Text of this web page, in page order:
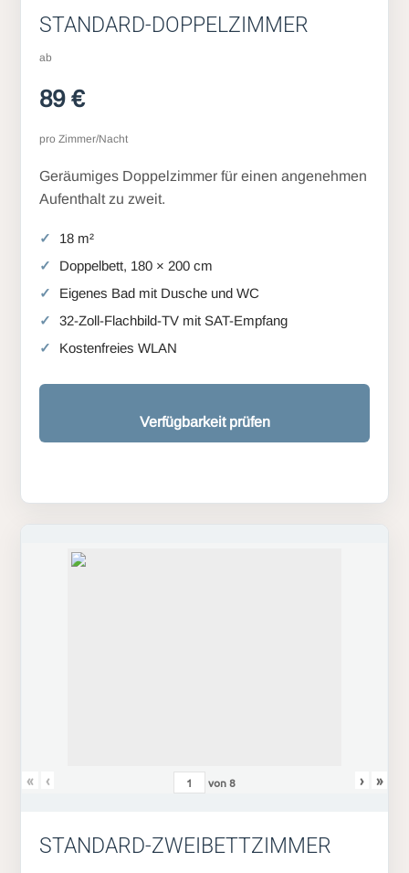
STANDARD-DOPPELZIMMER
ab
89 €
pro Zimmer/Nacht
Geräumiges Doppelzimmer für einen angenehmen
Aufenthalt zu zweit.
18 m²
Doppelbett, 180 × 200 cm
Eigenes Bad mit Dusche und WC
32-Zoll-Flachbild-TV mit SAT-Empfang
Kostenfreies WLAN
Verfügbarkeit prüfen
« ‹ von8 › »
STANDARD-ZWEIBETTZIMMER